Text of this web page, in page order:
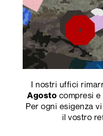
Stratificato HPL,
a questi nomi si
di superfici che
resistenza a molti
organici, un’ottima
anche l’assenza di
le superfici Abet
esaltare l’estetica e
ambiente.
I nostri uffici
Agosto compresi
Per ogni esigenza
il vostro